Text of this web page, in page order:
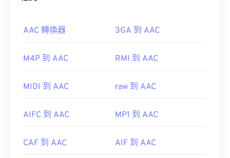
媒體播放器
由於 QT 是較舊的格式，您可能需要查看
發布的 QuickTime 支援主題。
打開 QuickTime 檔案
首次發布：2001年
此外，由於 AAC 文件通常用作視頻遊戲的音頻文
如Nintendo 3DS Playstation 4
開發機構： ISO/IEC MPEG 音訊委員會
AAC 轉換器 3GA 到 AAC
M4P 到 AAC RMI 到 AAC
MIDI 到 AAC raw 到 AAC
AIFC 到 AAC MP1 到 AAC
CAF 到 AAC AIF 到 AAC